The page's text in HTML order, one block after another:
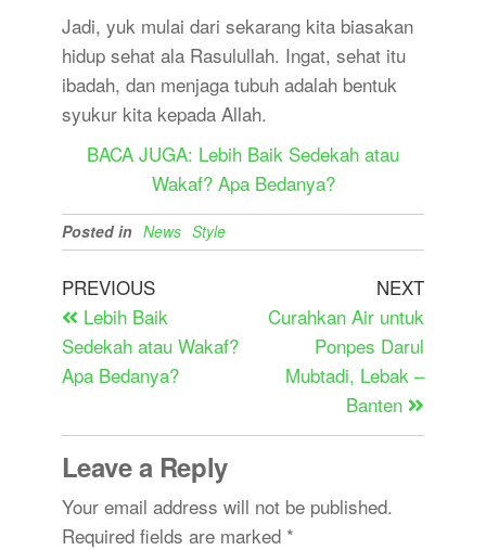
Jadi, yuk mulai dari sekarang kita biasakan
hidup sehat ala Rasulullah. Ingat, sehat itu
ibadah, dan menjaga tubuh adalah bentuk
syukur kita kepada Allah.
BACA JUGA: Lebih Baik Sedekah atau
Wakaf? Apa Bedanya?
Posted in News Style
PREVIOUS
Lebih Baik
Sedekah atau Wakaf?
Apa Bedanya?
NEXT
Curahkan Air untuk
Ponpes Darul
Mubtadi, Lebak –
Banten
Leave a Reply
Your email address will not be published.
Required fields are marked *